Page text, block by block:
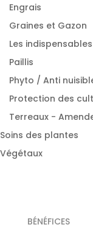
Engrais
Graines et Gazon
Les indispensables
Paillis
Phyto / Anti
Protection des
Terreaux -
Soins des plantes
Végétaux
BÉNÉFICES